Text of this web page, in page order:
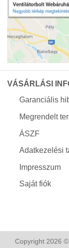
VÁSÁRLÁSI
Garanciális
Megrendelt
ÁSZF
Adatkezelési
Impresszum
Saját fiók
Copyright 2026 ©